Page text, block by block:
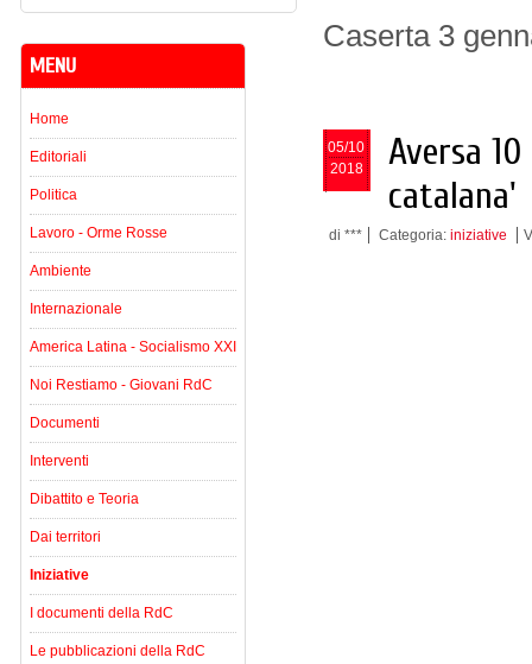
Caserta 3
05/10
2018
Aversa
catalana'
di *** Categoria: iniziative
MENU
Home
Editoriali
Politica
Lavoro - Orme Rosse
Ambiente
Internazionale
America Latina - Socialismo XXI
Noi Restiamo - Giovani RdC
Documenti
Interventi
Dibattito e Teoria
Dai territori
Iniziative
I documenti della RdC
Le pubblicazioni della RdC